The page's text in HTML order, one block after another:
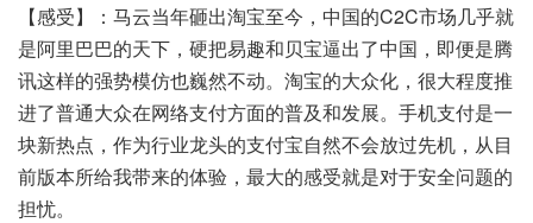
【感受】：马云当年砸出淘宝至今，中国的C2C市场几乎就
是阿里巴巴的天下，硬把易趣和贝宝逼出了中国，即便是腾
讯这样的强势模仿也巍然不动。淘宝的大众化，很大程度推
进了普通大众在网络支付方面的普及和发展。手机支付是一
块新热点，作为行业龙头的支付宝自然不会放过先机，从目
前版本所给我带来的体验，最大的感受就是对于安全问题的
担忧。